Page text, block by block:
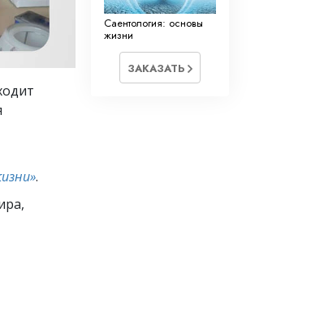
Расследования
Основы организации
Основы связей с общественностью
.
Саентология: основы
жизни
ЗАКАЗАТЬ